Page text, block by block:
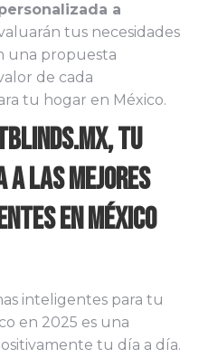
a
tus necesidades
una propuesta
de cada
tu hogar en México.
tu
a las Mejores
en México
inteligentes para tu
en 2025 es una
tu día a día.